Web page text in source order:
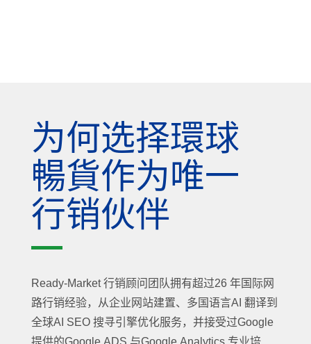
为何选择環球
暢貨作为唯一
行销伙伴
Ready-Market 行销顾问团队拥有超过26 年国际网
路行销经验，从企业网站建置、多国语言AI 翻译到
全球AI SEO 搜寻引擎优化服务，并接受过Google
提供的Google ADS 与Google Analytics 专业培